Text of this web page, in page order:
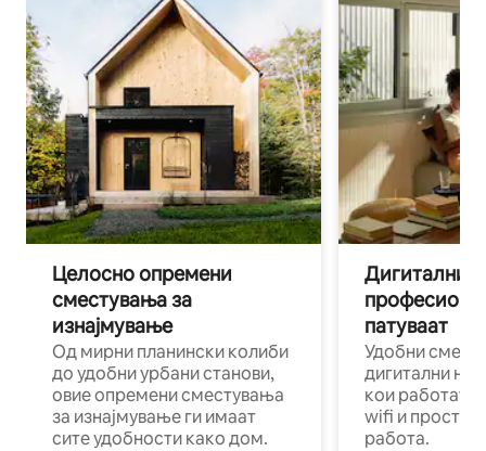
Целосно опремени
сместувања за
изнајмување
Од мирни планински колиби
до удобни урбани станови,
овие опремени сместувања
за изнајмување ги имаат
сите удобности како дом.
Дигитални
патуваат
Удобни
дигитални
кои работат
wifi и
работа.